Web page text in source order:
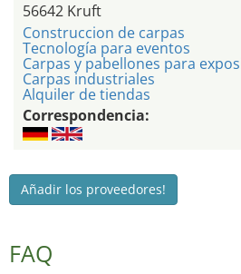
56642 Kruft
Construccion de carpas
Tecnología para eventos
Carpas y pabellones para
Carpas industriales
Alquiler de tiendas
Correspondencia:
Añadir los proveedores!
FAQ